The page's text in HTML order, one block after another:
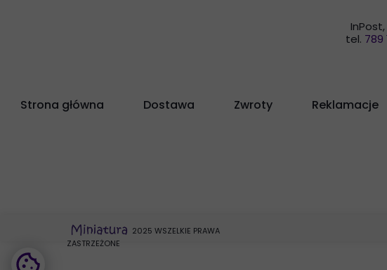
Strona główna Dostawa Zwroty Reklamacje
InPost,
tel. 789
2025 WSZELKIE PRAWA
ZASTRZEŻONE